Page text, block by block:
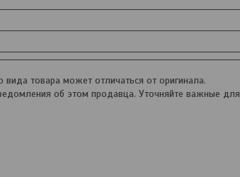
товара может отличаться от оригинала.
об этом продавца. Уточняйте важные для